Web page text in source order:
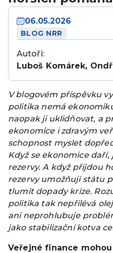
06.05.2026
BLOG NRR
Autoři:
Luboš Komárek,
V blogovém příspěvku
politika nemá
naopak ji uklidňovat, a
ekonomice i zdravým
schopnost myslet
Když se ekonomice
rezervy. A když přijdou
rezervy umožňují státu
tlumit dopady krize.
politika tak nepřilévá
ani neprohlubuje
jako stabilizační kotva
Veřejné finance